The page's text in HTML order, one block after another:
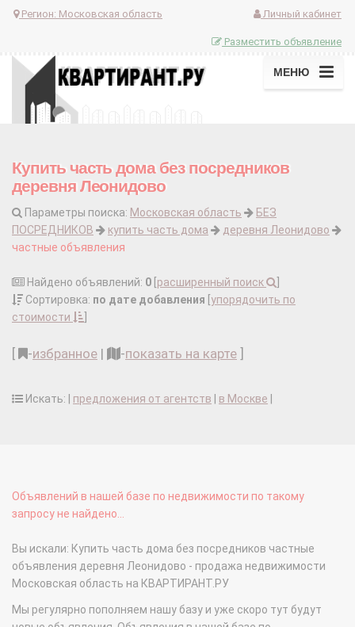
Регион: Московская область Личный кабинет
Разместить объявление
МЕНЮ
Купить часть дома без посредников
деревня Леонидово
Параметры поиска: Московская область
БЕЗ
ПОСРЕДНИКОВ
купить часть дома
деревня Леонидово
частные объявления
Найдено объявлений: 0 расширенный поиск
Сортировка: по дате добавления упорядочить по
стоимости
-избранное | -показать на карте
Искать: | предложения от агентств в Москве
Объявлений в нашей базе по недвижимости по такому
запросу не найдено...
Вы искали: Купить часть дома без посредников частные
объявления деревня Леонидово - продажа недвижимости
Московская область на КВАРТИРАНТ.РУ
Мы регулярно пополняем нашу базу и уже скоро тут будут